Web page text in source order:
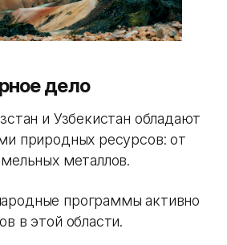
дело
и Узбекистан обладают
природных ресурсов: от
металлов.
программы активно
в этой области.